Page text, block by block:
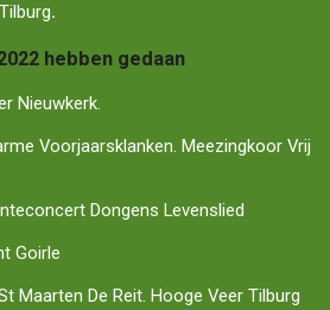
.
hebben gedaan
Nieuwkerk.
Voorjaarsklanken. Meezingkoor Vrij
Dongens Levenslied
Goirle
Maarten De Reit. Hooge Veer Tilburg